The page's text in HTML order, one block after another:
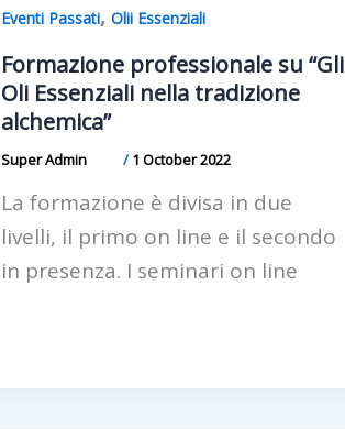
Eventi Passati,Olii Essenziali
Formazione professionale su “Gli
Oli Essenziali nella tradizione
alchemica”
Super Admin /1 October 2022
La formazione è divisa in due
livelli, il primo on line e il secondo
in presenza. I seminari on line